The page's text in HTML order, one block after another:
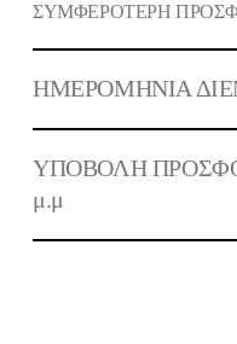
ΣΥΜΦΕΡΟΤΕΡΗ
ΗΜΕΡΟΜΗΝΙΑ
ΥΠΟΒΟΛΗ
μ.μ